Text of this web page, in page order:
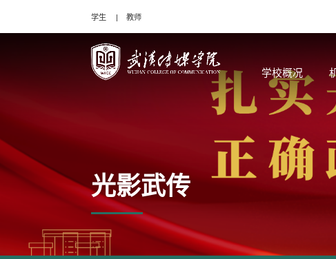
学生 教师
学校概况
光影武传